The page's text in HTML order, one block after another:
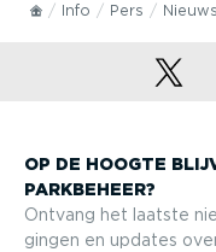
Info Pers Nieuws
OP DE HOOGTE
PARK­BEHEER?
Ontvang het laatste
gingen en updates